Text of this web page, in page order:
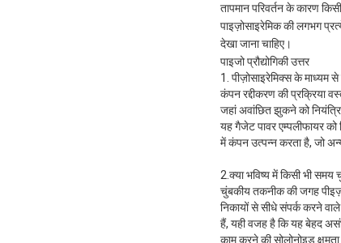
तापमान परिवर्तन के कारण
पाइज़ोसाइरेमिक की लगभग
देखा जाना चाहिए।
पाइजो प्रौद्योगिकी उत्तर
1. पीज़ोसाइरेमिक्स के माध्यम
कंपन रद्दीकरण की प्रक्रिया
जहां अवांछित झुकने को
यह गैजेट पावर एम्पलीफायर
में कंपन उत्पन्न करता है, जो
2.क्या भविष्य में किसी भी समय
चुंबकीय तकनीक की जगह
निकायों से सीधे संपर्क करने
हैं, यही वजह है कि यह बेहद
काम करने की सोलोनोइड क्षमता